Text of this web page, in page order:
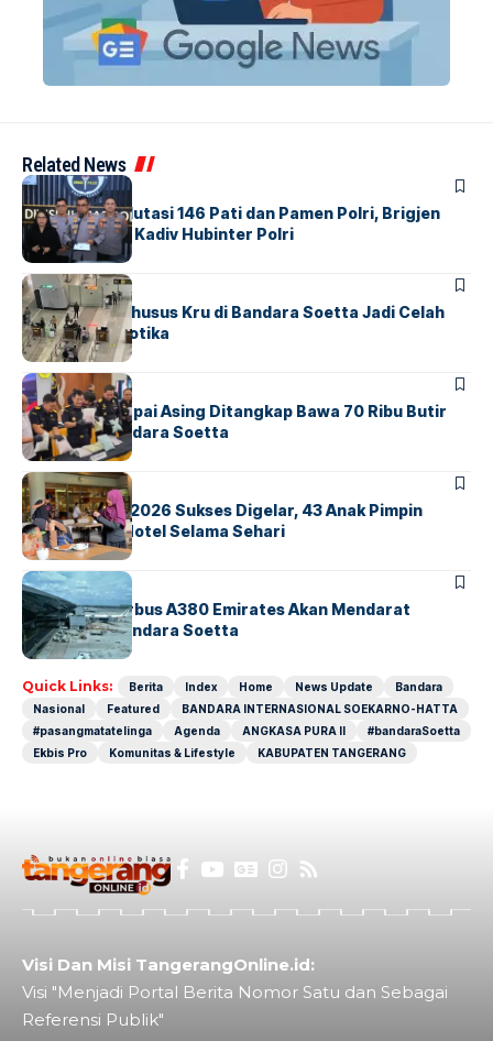
Related News
BERITA
Mabes Polri Mutasi 146 Pati dan Pamen Polri, Brigjen
Untung Jabat Kadiv Hubinter Polri
BANDARABERITA
Ketika Jalur Khusus Kru di Bandara Soetta Jadi Celah
Sindikat Narkotika
BANDARA BERITA
Kopilot Maskapai Asing Ditangkap Bawa 70 Ribu Butir
Ekstasi di Bandara Soetta
BERITAINDEX
GM For A Day 2026 Sukses Digelar, 43 Anak Pimpin
Operasional Hotel Selama Sehari
BANDARA BERITA
8 Agustus, Airbus A380 Emirates Akan Mendarat
Perdana di Bandara Soetta
Quick Links: Berita Index Home News Update
Bandara
Nasional
Featured
BANDARA INTERNASIONAL SOEKARNO-HATTA
#pasangmatatelinga
Agenda ANGKASA PURA II
#bandaraSoetta
Ekbis Pro
Komunitas & Lifestyle KABUPATEN TANGERANG
Visi Dan Misi TangerangOnline.id:
Visi "Menjadi Portal Berita Nomor Satu dan Sebagai
Referensi Publik"